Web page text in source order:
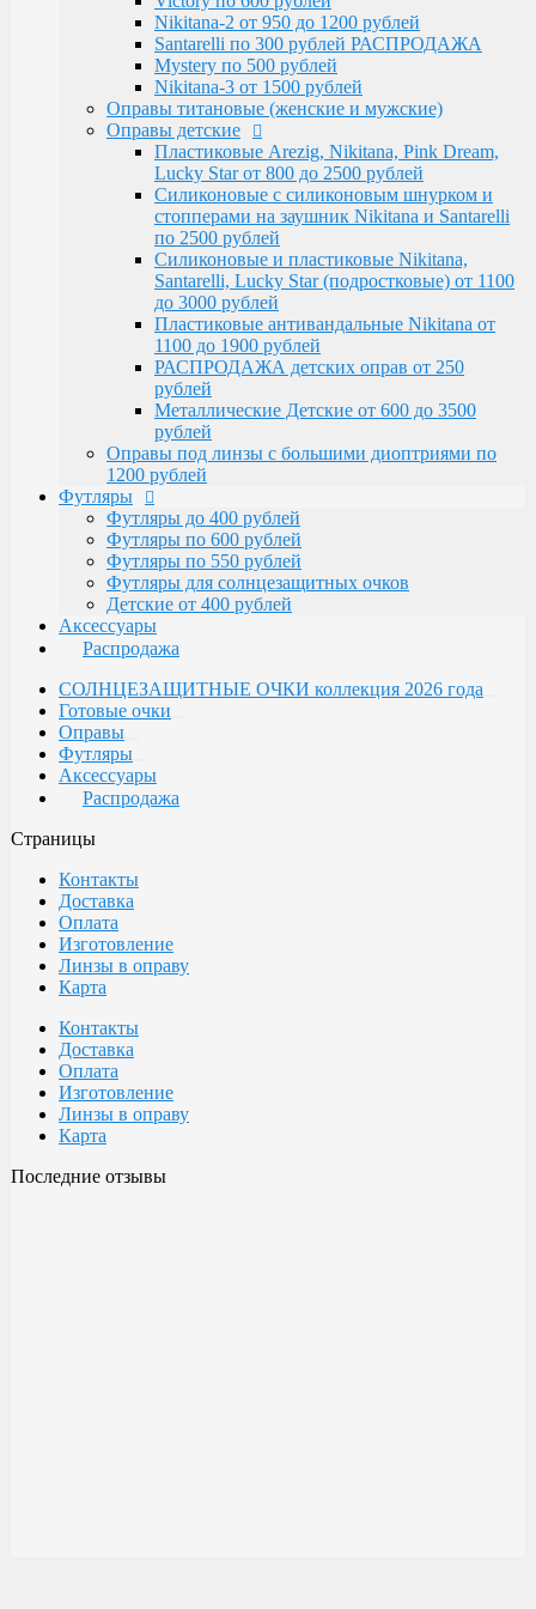
Santarelli, Lucky Star (подростковые) от 1100
до 3000 рублей
Пластиковые антивандальные Nikitana от
1100 до 1900 рублей
РАСПРОДАЖА детских оправ от 250 рублей
Металлические Детские от 600 до 3500
рублей
Оправы под линзы с большими диоптриями по
1200 рублей
Футляры до 400 рублей
Футляры по 600 рублей
Футляры по 550 рублей
Футляры для солнцезащитных очков
Детские от 400 рублей
Распродажа
Nikitana-2 от 950 до 1200 рублей
Santarelli по 300 рублей РАСПРОДАЖА
Mystery по 500 рублей
Nikitana-3 от 1500 рублей
Оправы титановые (женские и мужские)
Оправы детские
Пластиковые Arezig, Nikitana, Pink Dream,
Lucky Star от 800 до 2500 рублей
Силиконовые с силиконовым шнурком и
стопперами на заушник Nikitana и Santarelli
по 2500 рублей
Силиконовые и пластиковые Nikitana,
Santarelli, Lucky Star (подростковые) от 1100
до 3000 рублей
Пластиковые антивандальные Nikitana от
1100 до 1900 рублей
РАСПРОДАЖА детских оправ от 250
рублей
Металлические Детские от 600 до 3500
рублей
Оправы под линзы с большими диоптриями по
1200 рублей
Футляры
Футляры до 400 рублей
Футляры по 600 рублей
Футляры по 550 рублей
Футляры для солнцезащитных очков
Детские от 400 рублей
Аксессуары
Распродажа
СОЛНЦЕЗАЩИТНЫЕ ОЧКИ коллекция 2026 года
Готовые очки
Оправы
Футляры
Аксессуары
Распродажа
Страницы
Контакты
Доставка
Оплата
Изготовление
Линзы в оправу
Карта
Контакты
Доставка
Оплата
Изготовление
Линзы в оправу
Карта
Последние отзывы